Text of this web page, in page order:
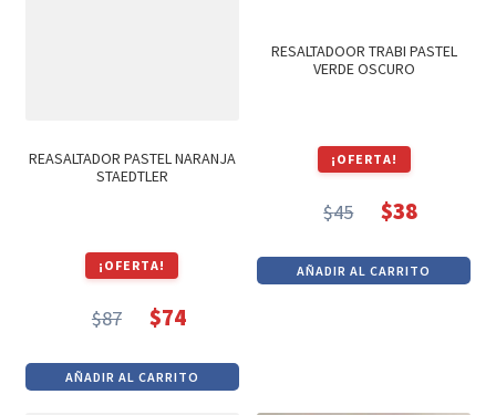
REASALTADOR PASTEL NARANJA
STAEDTLER
¡OFERTA!
$87
precio
original
$74
precio
actual
AÑADIR AL CARRITO
RESALTADOOR TRABI PASTEL
VERDE OSCURO
¡OFERTA!
$45
precio
original
$38
precio
actual
AÑADIR AL CARRITO